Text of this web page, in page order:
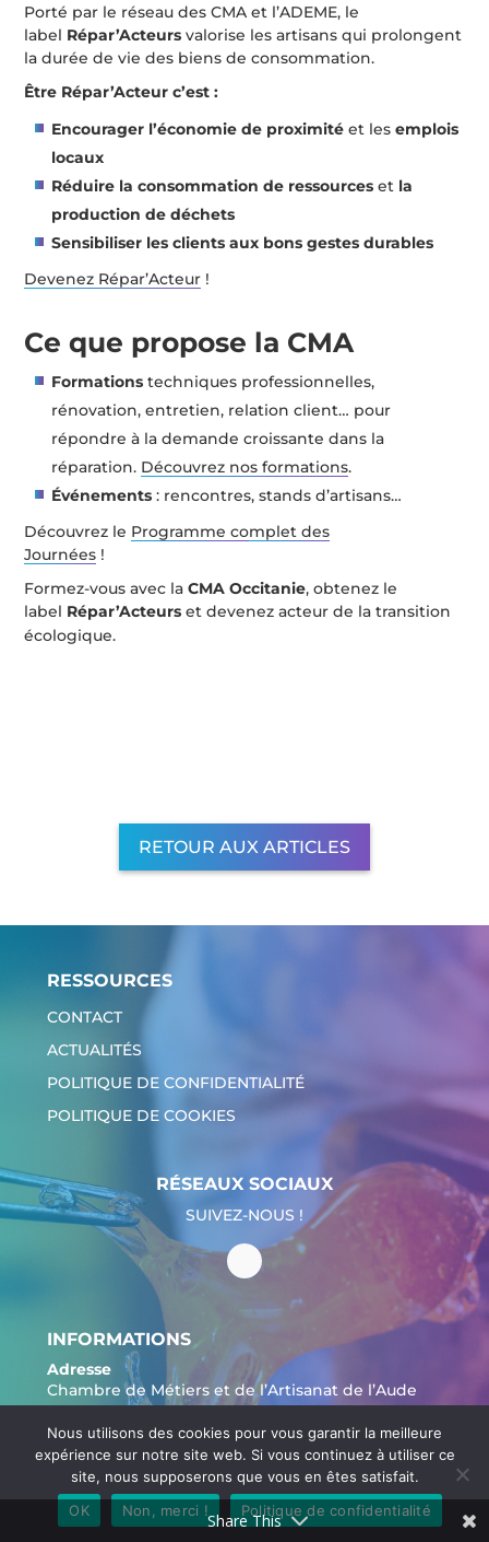
Porté par le réseau des CMA et l’ADEME, le
label Répar’Acteurs valorise les artisans qui prolongent
la durée de vie des biens de consommation.
Être Répar’Acteur c’est :
Encourager l’économie de proximité et les emplois
locaux
Réduire la consommation de ressources et la
production de déchets
Sensibiliser les clients aux bons gestes durables
Devenez Répar’Acteur !
Ce que propose la CMA
Formations techniques professionnelles,
rénovation, entretien, relation client… pour
répondre à la demande croissante dans la
réparation. Découvrez nos formations.
Événements : rencontres, stands d’artisans…
Découvrez le Programme complet des
Journées!
Formez-vous avec la CMA Occitanie, obtenez le
label Répar’Acteurs et devenez acteur de la transition
écologique.
RETOUR AUX ARTICLES
RESSOURCES
CONTACT
ACTUALITÉS
POLITIQUE DE CONFIDENTIALITÉ
POLITIQUE DE COOKIES
RÉSEAUX SOCIAUX
SUIVEZ-NOUS !
INFORMATIONS
Adresse
Chambre de Métiers et de l’Artisanat de l’Aude
11000 Carcassonne
Tél. :04 68 11 20 00
Share This
Nous utilisons des cookies pour vous garantir la meilleure
expérience sur notre site web. Si vous continuez à utiliser ce
site, nous supposerons que vous en êtes satisfait.
OK
Non, merci ! Politique de confidentialité